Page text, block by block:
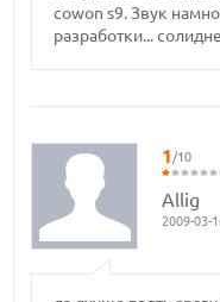
cowon s9. Звук
разработки...
1/10
Allig
2009-03-